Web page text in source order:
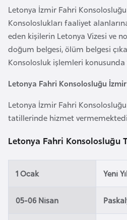
Letonya İzmir Fahri
Konsoloslukları faaliyet
eden kişilerin Letonya Vizesi ve
doğum belgesi, ölüm belgesi
Konsolosluk işlemleri
Letonya Fahri Konsolosluğu
Letonya İzmir Fahri
tatillerinde hizmet
Letonya Fahri Konsolosluğu
1 Ocak Yeni
05-06 Nisan
h
r
e
y
n
a
n
g
a
d
ş